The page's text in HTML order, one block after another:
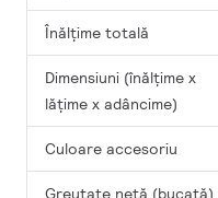
Înălțime totală
Dimensiuni (înălțime x
lățime x adâncime)
Culoare accesoriu
Greutate netă (bucată)